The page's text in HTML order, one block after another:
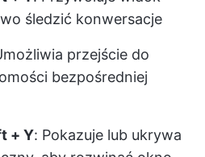
śledzić konwersacje
przejście do
bezpośredniej
+ Y: Pokazuje lub ukrywa